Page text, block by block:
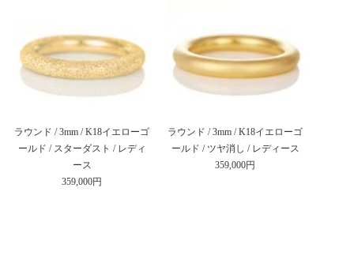
ラウンド / 3mm / K18イエローゴ
ールド / スターダスト / レディ
ース
359,000円
ラウンド / 3mm / K18イエローゴ
ールド / ツヤ消し / レディース
359,000円